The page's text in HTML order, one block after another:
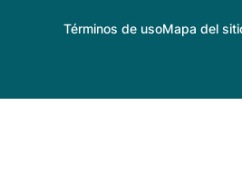
Términos de usoMapa del